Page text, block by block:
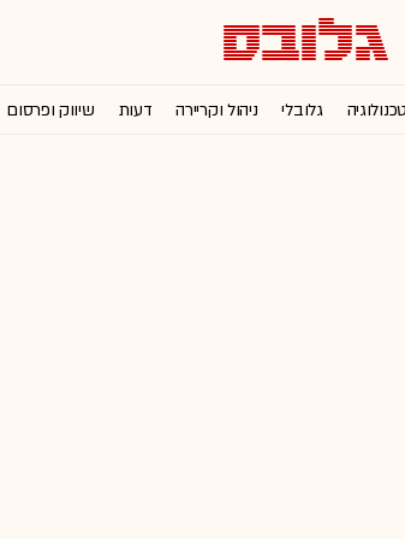
טכנולוגיה גלובלי ניהול וקריירה דעות שיווק ופרסום